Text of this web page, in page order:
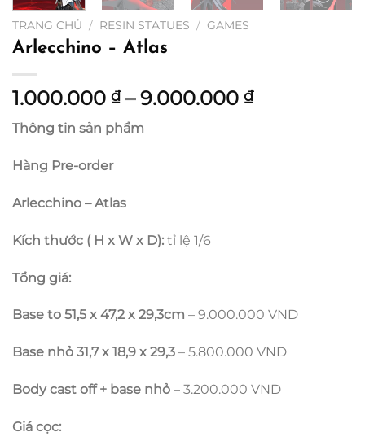
TRANG CHỦ / RESIN STATUES / GAMES
Arlecchino – Atlas
1.000.000 ₫ – 9.000.000 ₫Khoảng
Thông tin sản phẩm
Hàng Pre-order
Arlecchino – Atlas
Kích thước ( H x W x D): tỉ lệ 1/6
Tổng giá:
Base to 51,5 x 47,2 x 29,3cm – 9.000.000 VND
Base nhỏ 31,7 x 18,9 x 29,3 – 5.800.000 VND
Body cast off + base nhỏ – 3.200.000 VND
Giá cọc: